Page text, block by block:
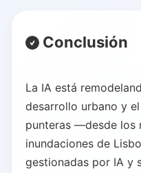
Conclusión
La IA está
desarrollo urbano y
punteras —desde los
inundaciones de
gestionadas por IA y